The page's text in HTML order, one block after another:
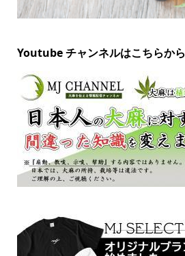
Youtube チャンネルはこちらから